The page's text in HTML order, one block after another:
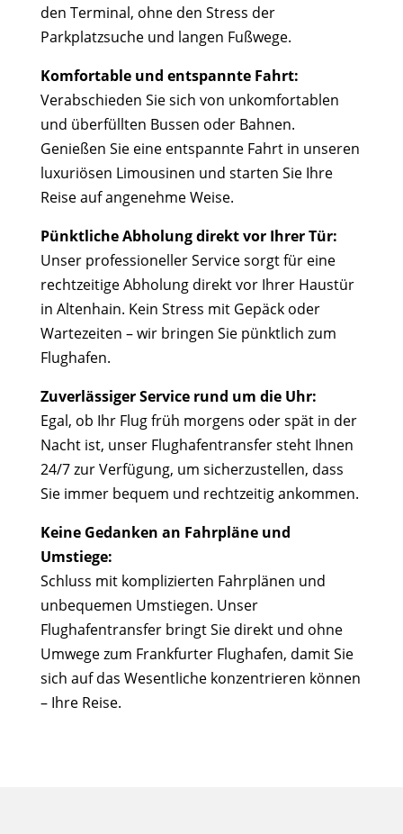
den Terminal, ohne den Stress der
Parkplatzsuche und langen Fußwege.
Komfortable und entspannte Fahrt:
Verabschieden Sie sich von unkomfortablen
und überfüllten Bussen oder Bahnen.
Genießen Sie eine entspannte Fahrt in unseren
luxuriösen Limousinen und starten Sie Ihre
Reise auf angenehme Weise.
Pünktliche Abholung direkt vor Ihrer Tür:
Unser professioneller Service sorgt für eine
rechtzeitige Abholung direkt vor Ihrer Haustür
in Altenhain. Kein Stress mit Gepäck oder
Wartezeiten – wir bringen Sie pünktlich zum
Flughafen.
Zuverlässiger Service rund um die Uhr:
Egal, ob Ihr Flug früh morgens oder spät in der
Nacht ist, unser Flughafentransfer steht Ihnen
24/7 zur Verfügung, um sicherzustellen, dass
Sie immer bequem und rechtzeitig ankommen.
Keine Gedanken an Fahrpläne und
Umstiege:
Schluss mit komplizierten Fahrplänen und
unbequemen Umstiegen. Unser
Flughafentransfer bringt Sie direkt und ohne
Umwege zum Frankfurter Flughafen, damit Sie
sich auf das Wesentliche konzentrieren können
– Ihre Reise.